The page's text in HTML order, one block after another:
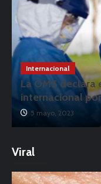
Internacional
La OMS declara
internacional
5 mayo, 2023
Viral